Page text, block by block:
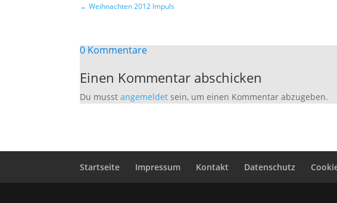
←Weihnachten 2012 Impuls
0 Kommentare
Einen Kommentar abschicken
Du musstangemeldet sein, um einen Kommentar abzugeben.
Startseite Impressum Kontakt Datenschutz